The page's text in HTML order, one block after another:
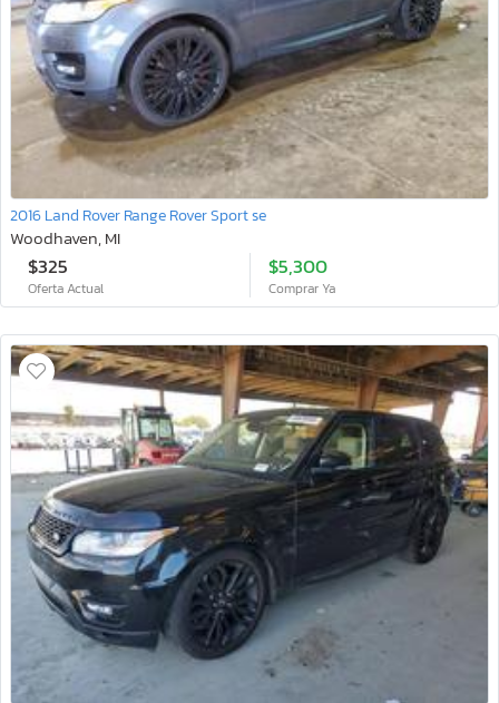
2016 Land Rover Range Rover Sport se
Woodhaven, MI
$325
Oferta Actual
$5,300
Comprar Ya